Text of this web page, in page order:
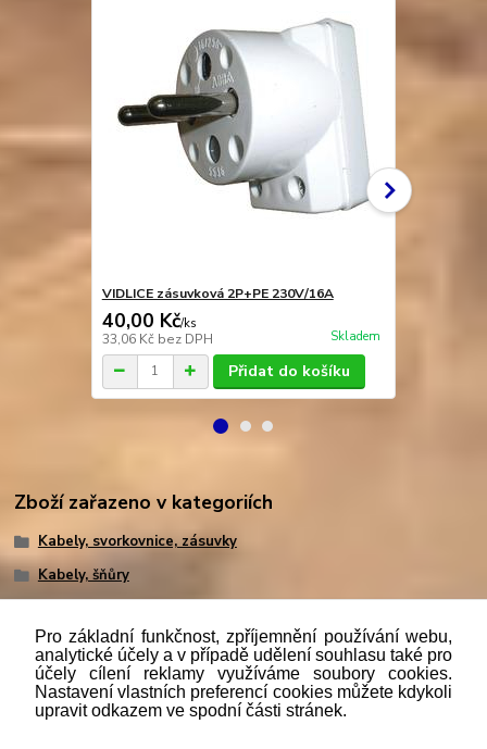
VIDLICE zásuvková 2P+PE 230V/16A
40,00 Kč/ks
33,06 Kč bez DPH Skladem
Přidat do košíku
Zboží zařazeno v kategoriích
Kabely, svorkovnice, zásuvky
Kabely, šňůry
Podlezákona č. 112/mmmmm2016 Sb. o evidenci tržeb je
prodávající povinen vystavit kupujícímu účtenku. Zároveň je
Pro základní funkčnost, zpříjemnění používání webu,
analytické účely a v případě udělení souhlasu také pro
účely cílení reklamy využíváme soubory cookies.
Nastavení vlastních preferencí cookies můžete kdykoli
upravit odkazem ve spodní části stránek.